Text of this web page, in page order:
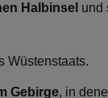
Halbinsel und
Wüstenstaats.
Gebirge, in